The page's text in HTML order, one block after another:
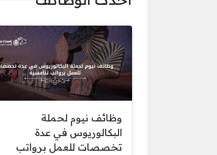
وظائف نيوم لحملة
البكالوريوس في عدة
تخصصات للعمل برواتب